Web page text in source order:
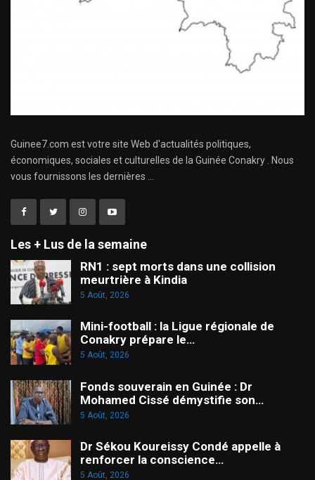
Guinee7.com est votre site Web d'actualités politiques,
économiques, sociales et culturelles de la Guinée Conakry . Nous
vous fournissons les dernières ...
Les + Lus de la semaine
RN1 : sept morts dans une collision
meurtrière à Kindia
5 Août, 2026
Mini-football : la Ligue régionale de
Conakry prépare le…
5 Août, 2026
Fonds souverain en Guinée : Dr
Mohamed Cissé démystifie son…
5 Août, 2026
Dr Sékou Koureissy Condé appelle à
renforcer la conscience…
5 Août, 2026